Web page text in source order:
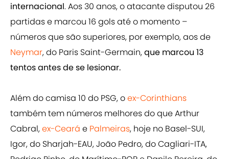
internacional. Aos 30 anos, o atacante disputou 26
partidas e marcou 16 gols até o momento –
números que são superiores, por exemplo, aos de
Neymar, do Paris Saint-Germain,que marcou 13
tentos antes de se lesionar.
Além do camisa 10 do PSG, oex-Corinthians
também tem números melhores do que Arthur
Cabral,ex-Ceará e Palmeiras, hoje no Basel-SUI,
Igor, do Sharjah-EAU, João Pedro, do Cagliari-ITA,